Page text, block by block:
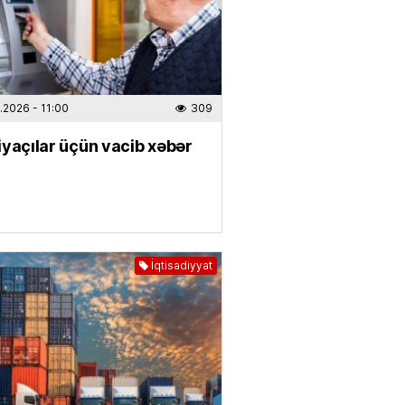
cəngavər:
Kolobok” yay
kassa rekordunu qırdı
- 08:15 134
kəndlərində qaz olmayacaq
- 07:43
7-si üçün xəbərdarlıq:Bu
ehtiyatlı olsun
- 07:12 167
Bakıda Tünzalə Ağayevanı
VİDEO
- 23:39 207
- 11:00 309
üçün vacib xəbər
İqtisadiyyat